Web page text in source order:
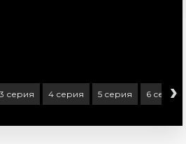
3 серия 4 серия 5 серия 6 серия
›